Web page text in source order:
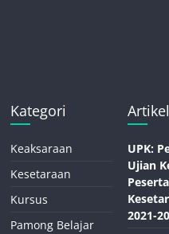
Kategori
Keaksaraan
Kesetaraan
Kursus
Pamong Belajar
UPK:
Ujian
2021-